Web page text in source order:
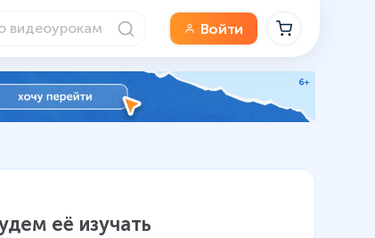
Войти
её изучать